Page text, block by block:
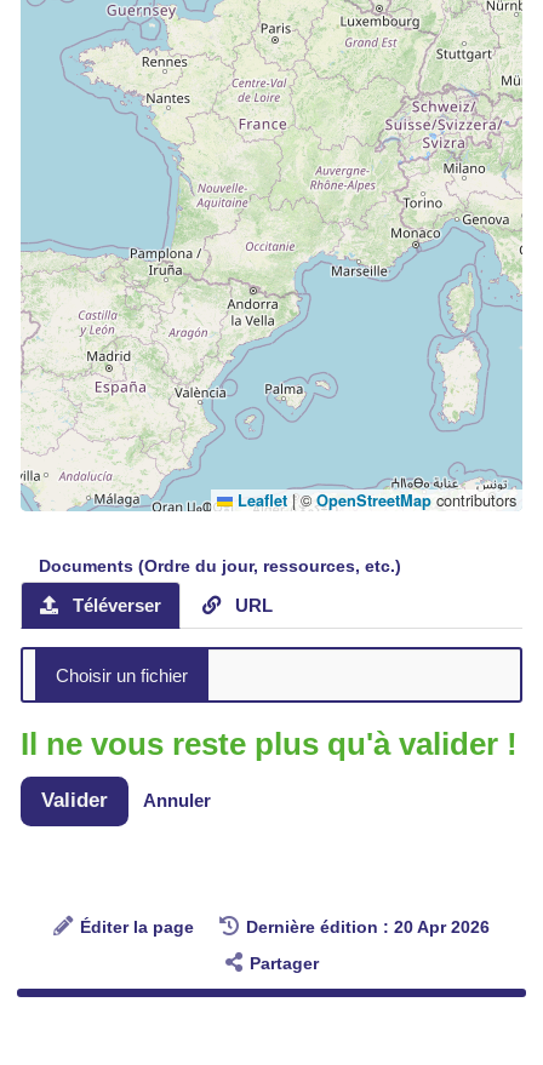
Leaflet |©OpenStreetMap contributors
Documents (Ordre du jour, ressources, etc.)
Téléverser URL
Il ne vous reste plus qu'à valider !
Valider Annuler
Éditer la page
Dernière édition : 20 Apr 2026
Partager